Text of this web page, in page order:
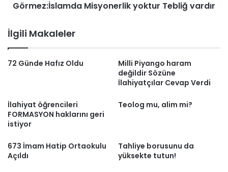
Görmez:İslamda Misyonerlik yoktur Tebliğ vardır
İlgili Makaleler
72 Günde Hafız Oldu
Milli Piyango haram
değildir Sözüne
İlahiyatçılar Cevap Verdi
İlahiyat öğrencileri
FORMASYON haklarını geri
istiyor
Teolog mu, alim mi?
673 İmam Hatip Ortaokulu
Açıldı
Tahliye borusunu da
yüksekte tutun!